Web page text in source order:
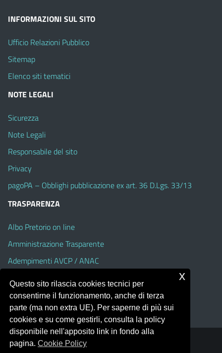
INFORMAZIONI SUL SITO
Ufficio Relazioni Pubblico
Sitemap
Elenco siti tematici
NOTE LEGALI
Sicurezza
Note Legali
Responsabile del sito
Privacy
pagoPA – Obblighi pubblicazione ex art. 36 D.Lgs. 33/13
TRASPARENZA
Albo Pretorio on line
Amministrazione Trasparente
Adempimenti AVCP / ANAC
Dichiarazione di accessibilità
Portale realizzato con la piattaforma
Questo sito rilascia cookies tecnici per
consentirne il funzionamento, anche di terza
parte (ma non extra UE). Per saperne di più sui
cookies e su come gestirli, consulta la policy
disponibile nell'apposito link in fondo alla
pagina.Cookie Policy
x